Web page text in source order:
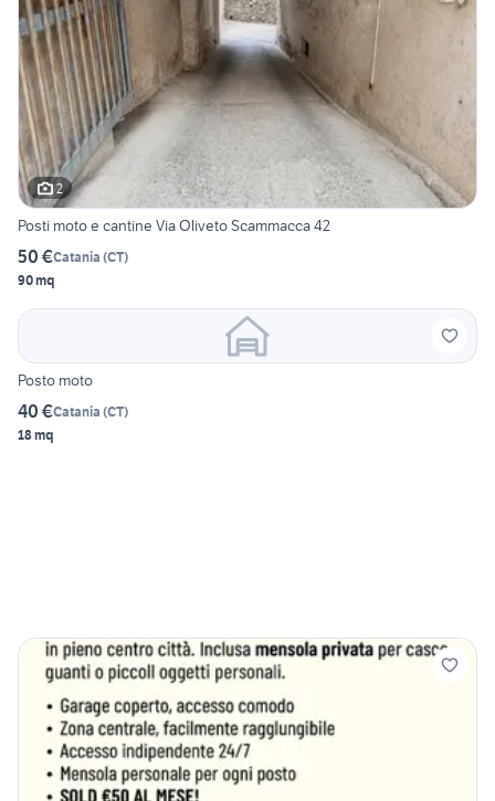
2
Posti moto e cantine Via Oliveto Scammacca 42
50 €Catania (CT)
90 mq
Posto moto
40 €Catania (CT)
18 mq